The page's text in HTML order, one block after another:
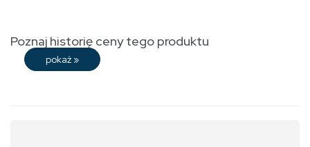
Poznaj historię ceny tego produktu
pokaż »